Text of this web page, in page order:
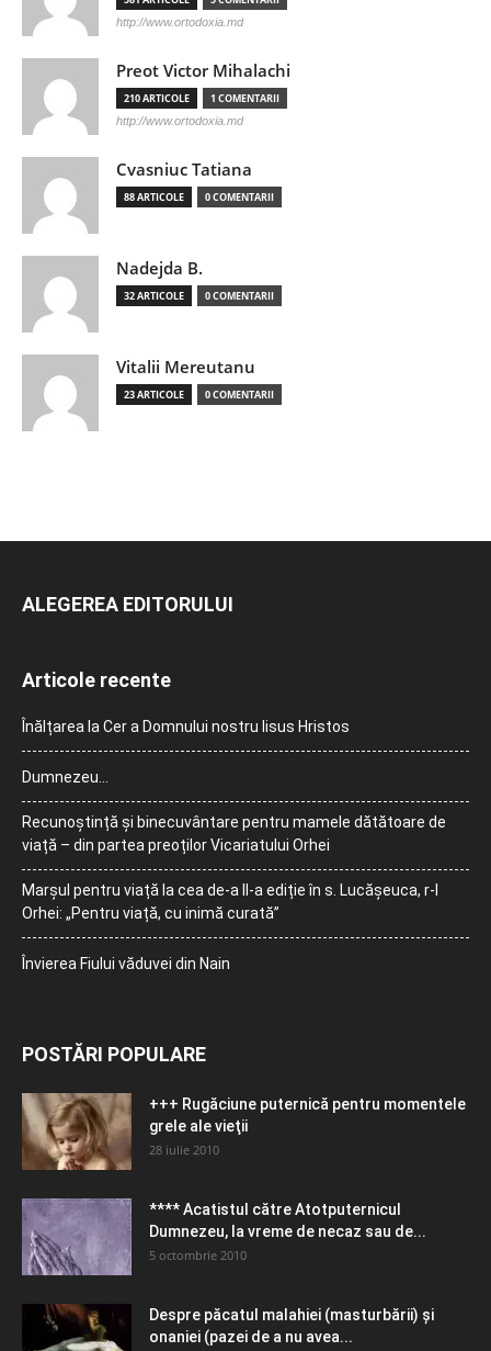
http://www.ortodoxia.md
Preot Victor Mihalachi
210 ARTICOLE 1 COMENTARII
http://www.ortodoxia.md
Cvasniuc Tatiana
88 ARTICOLE 0 COMENTARII
Nadejda B.
32 ARTICOLE 0 COMENTARII
Vitalii Mereutanu
23 ARTICOLE 0 COMENTARII
ALEGEREA EDITORULUI
Articole recente
Înălțarea la Cer a Domnului nostru Iisus Hristos
Dumnezeu…
Recunoștință și binecuvântare pentru mamele dătătoare de
viață – din partea preoților Vicariatului Orhei
Marșul pentru viață la cea de-a II-a ediție în s. Lucășeuca, r-l
Orhei: „Pentru viață, cu inimă curată”
Învierea Fiului văduvei din Nain
POSTĂRI POPULARE
+++ Rugăciune puternică pentru momentele
grele ale vieţii
28 iulie 2010
**** Acatistul către Atotputernicul
Dumnezeu, la vreme de necaz sau de...
5 octombrie 2010
Despre păcatul malahiei (masturbării) şi
onaniei (pazei de a nu avea...